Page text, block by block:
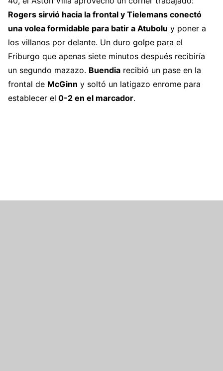
Rogers sirvió hacia la frontal y Tielemans conectó
una volea formidable para batir a Atubolu y poner a
los villanos por delante. Un duro golpe para el
Friburgo que apenas siete minutos después recibiría
un segundo mazazo. Buendia recibió un pase en la
frontal de McGinn y soltó un latigazo enrome para
establecer el 0-2 en el marcador.